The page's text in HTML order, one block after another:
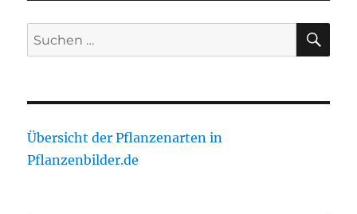
Suche
nach:
Übersicht der Pflanzenarten in
Pflanzenbilder.de